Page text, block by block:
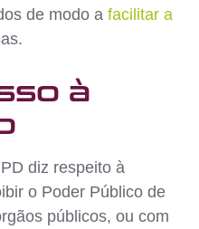
de modo afacilitar a
à
diz respeito à
o Poder Público de
públicos, ou com